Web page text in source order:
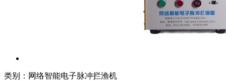
类别：网络智能电子脉冲拦渔机